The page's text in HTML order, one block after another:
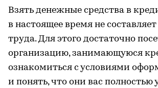
Взять денежные средства в
в настоящее время не составляет
труда. Для этого достаточно
организацию, занимающуюся
ознакомиться с условиями
и понять, что они вас полностью